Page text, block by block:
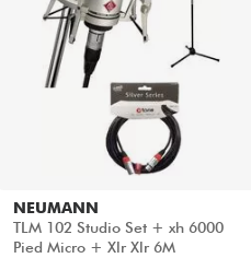
NEUMANN
TLM 102 Studio Set + xh 6000
Pied Micro + Xlr Xlr 6M